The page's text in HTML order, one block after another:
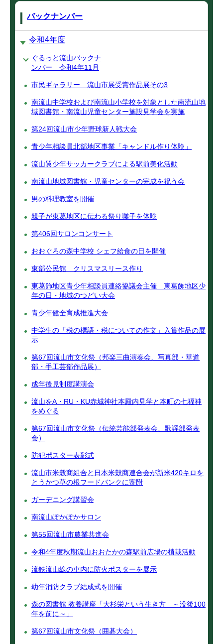
バックナンバー
令和4年度
ぐるっと流山バックナ
ンバー 令和4年11月
市民ギャラリー 流山市展受賞作品展その3
南流山中学校および南流山小学校を対象とした南流山地
域図書館・南流山児童センター施設見学会を実施
第24回流山市少年野球新人戦大会
青少年相談員北部地区事業「キャンドル作り体験」
流山翼少年サッカークラブによる駅前美化活動
南流山地域図書館・児童センターの完成を祝う会
男の料理教室を開催
親子が東葛地区に伝わる祭り囃子を体験
第406回サロンコンサート
おおぐろの森中学校 シェフ給食の日を開催
東部公民館 クリスマスリース作り
東葛飾地区青少年相談員連絡協議会主催 東葛飾地区少
年の日・地域のつどい大会
青少年健全育成推進大会
中学生の「税の標語・税についての作文」入賞作品の展
示
第67回流山市文化祭（邦楽三曲演奏会、写真部・華道
部・手工芸部作品展）
成年後見制度講演会
流山をA・RU・KU赤城神社本殿内見学と本町の七福神
をめぐる
第67回流山市文化祭（伝統芸能部発表会、歌謡部発表
会）
防犯ポスター表彰式
流山市米穀商組合と日本米穀商連合会が新米420キロを
とうかつ草の根フードバンクに寄附
ガーデニング講習会
南流山ぽかぽかサロン
第55回流山市農業共進会
令和4年度秋期流山おおたかの森駅前広場の植栽活動
流鉄流山線の車内に防火ポスターを展示
幼年消防クラブ結成式を開催
森の図書館 教養講座「大杉栄という生き方 ～没後100
年を前に～」
第67回流山市文化祭（囲碁大会）